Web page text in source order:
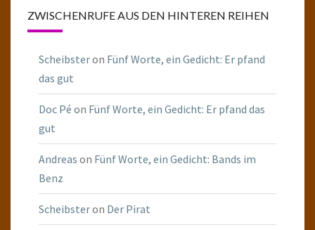
ZWISCHENRUFE AUS DEN HINTEREN REIHEN
Scheibsteron Fünf Worte, ein Gedicht: Er pfand
das gut
Doc Pé on Fünf Worte, ein Gedicht: Er pfand das
gut
Andreas on Fünf Worte, ein Gedicht: Bands im
Benz
Scheibsteron Der Pirat